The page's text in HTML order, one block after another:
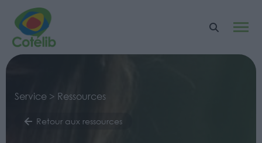
Service > Ressources
Retour aux ressources